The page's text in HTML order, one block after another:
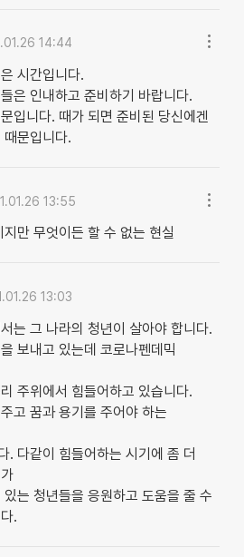
14:44
시간입니다.
은 인내하고 준비하기 바랍니다.
입니다. 때가 되면 준비된 당신에겐
문입니다.
13:55
만 무엇이든 할 수 없는 현실
13:03
는 그 나라의 청년이 살아야 합니다.
보내고 있는데 코로나펜데믹
주위에서 힘들어하고 있습니다.
고 꿈과 용기를 주어야 하는
. 다같이 힘들어하는 시기에 좀 더
는 청년들을 응원하고 도움을 줄 수
.